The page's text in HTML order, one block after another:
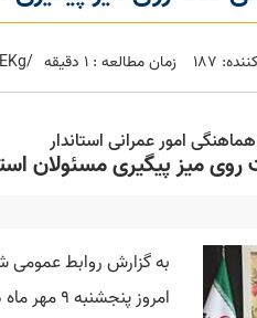
187 زمان مطالعه : 1 دقیقه /ZEKg
امور عمرانی استاندار
میز پیگیری مسئولان
به گزارشروابط عمومی
امروز